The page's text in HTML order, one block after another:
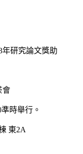
研究論文獎助
會
時舉行。
東2A